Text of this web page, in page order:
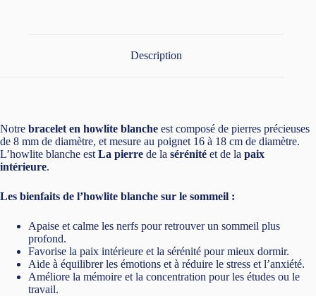
Description
Notre bracelet en howlite blanche est composé de pierres précieuses
de 8 mm de diamètre, et mesure au poignet 16 à 18 cm de diamètre.
L’howlite blanche est La pierre de la sérénité et de la paix
intérieure.
Les bienfaits de l’howlite blanche sur le sommeil :
Apaise et calme les nerfs pour retrouver un sommeil plus
profond.
Favorise la paix intérieure et la sérénité pour mieux dormir.
Aide à équilibrer les émotions et à réduire le stress et l’anxiété.
Améliore la mémoire et la concentration pour les études ou le
travail.